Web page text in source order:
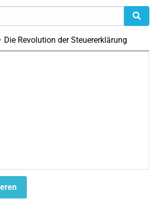
Die Revolution der Steuererklärung